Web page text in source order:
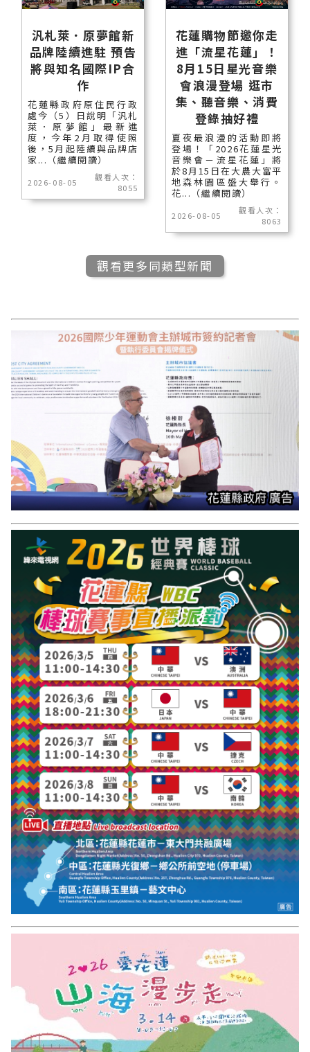
汎札萊．原夢館新
品牌陸續進駐 預告
將與知名國際IP合
作
花蓮縣政府原住民行政
處今（5）日說明「汎札
萊．原夢館」最新進
度，今年2月取得使照
後，5月起陸續與品牌店
家...（繼續閱讀）
2026-08-05
觀看人次：
8055
花蓮購物節邀你走
進「流星花蓮」！
8月15日星光音樂
會浪漫登場 逛市
集、聽音樂、消費
登錄抽好禮
夏夜最浪漫的活動即將
登場！「2026花蓮星光
音樂會－流星花蓮」將
於8月15日在大農大富平
地森林園區盛大舉行。
花...（繼續閱讀）
2026-08-05
觀看人次：
8063
觀看更多同類型新聞